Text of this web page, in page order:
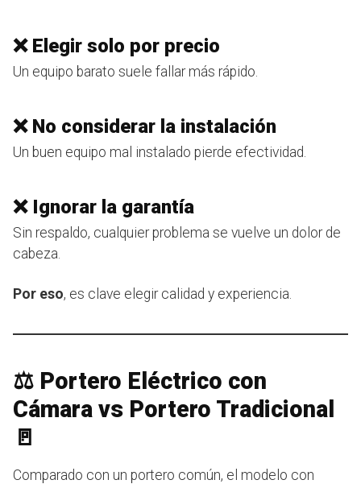
❌ Elegir solo por precio
Un equipo barato suele fallar más rápido.
❌ No considerar la instalación
Un buen equipo mal instalado pierde efectividad.
❌ Ignorar la garantía
Sin respaldo, cualquier problema se vuelve un dolor de
cabeza.
Por eso, es clave elegir calidad y experiencia.
⚖️ Portero Eléctrico con
Cámara vs Portero Tradicional
🚪
Comparado con un portero común, el modelo con